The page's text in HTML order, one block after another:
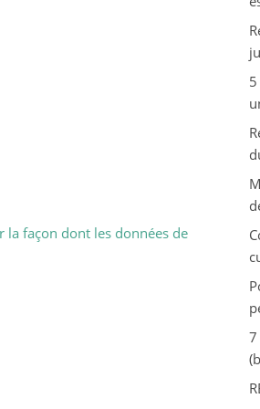
la façon dont les données de
7